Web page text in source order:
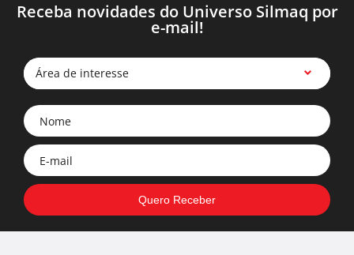
Receba novidades do Universo Silmaq por
e-mail!
Área de interesse